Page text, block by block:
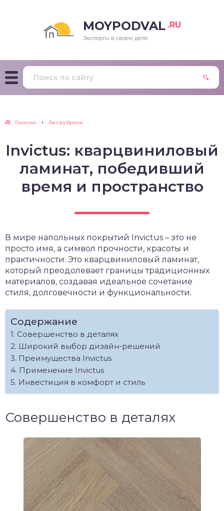
MOYPODVAL .RU
Эксперты в своем деле
Главная Без рубрики
Invictus: кварцвиниловый
ламинат, победивший
время и пространство
В мире напольных покрытий Invictus – это не
просто имя, а символ прочности, красоты и
практичности. Это кварцвиниловый ламинат,
который преодолевает границы традиционных
материалов, создавая идеальное сочетание
стиля, долговечности и функциональности.
Содержание
Совершенство в деталях
Широкий выбор дизайн-решений
Преимущества Invictus
Применение Invictus
Инвестиция в комфорт и стиль
Совершенство в деталях